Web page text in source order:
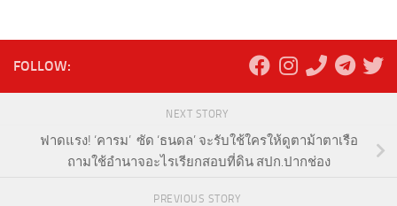
FOLLOW:
NEXT STORY
ฟาดแรง! ‘คารม’ ซัด ‘ธนดล’ จะรับใช้ใครให้ดูตาม้าตาเรือ
ถามใช้อำนาจอะไรเรียกสอบที่ดิน สปก.ปากช่อง
PREVIOUS STORY